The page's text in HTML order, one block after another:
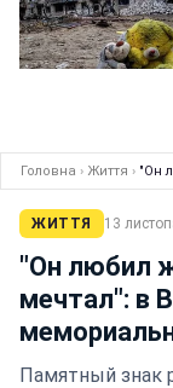
Головна › Життя › "Он
ЖИТТЯ 13
"Он любил
мечтал": в
Памятный знак